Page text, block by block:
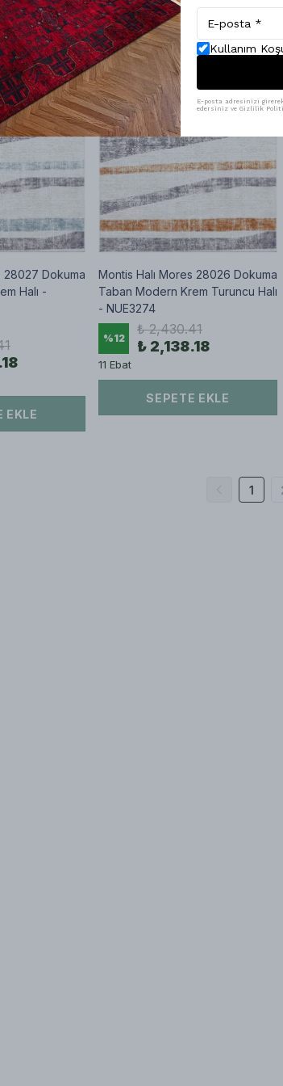
28027 Dokuma
Halı -
EKLE
Montis Halı Mores 28026 Dokuma
Taban Modern Krem Turuncu Halı
- NUE3274
%12
₺ 2,430.41
₺ 2,138.18
11 Ebat
SEPETE EKLE
1
Kullanım
E-posta adresinizi
edersiniz ve Gizlilik